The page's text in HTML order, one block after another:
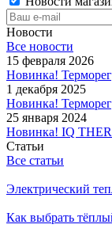
Новости
Все новости
15 февраля 2026
Новинка!
1 декабря 2025
Новинка!
25 января 2024
Новинка! IQ
Статьи
Все статьи
Электрический
Как выбрать